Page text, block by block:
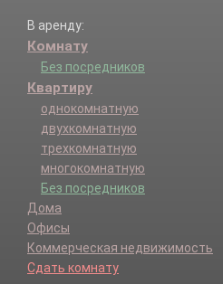
В аренду:
Комнату
Без посредников
Квартиру
однокомнатную
двухкомнатную
трехкомнатную
многокомнатную
Без посредников
Дома
Офисы
Коммерческая недвижимость
Сдать комнату